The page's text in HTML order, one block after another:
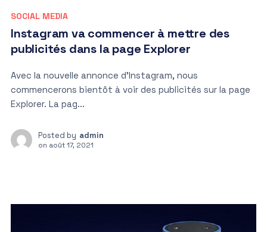
SOCIAL MEDIA
Instagram va commencer à mettre des
publicités dans la page Explorer
Avec la nouvelle annonce d’Instagram, nous
commencerons bientôt à voir des publicités sur la page
Explorer. La pag...
Posted by admin
on août 17, 2021